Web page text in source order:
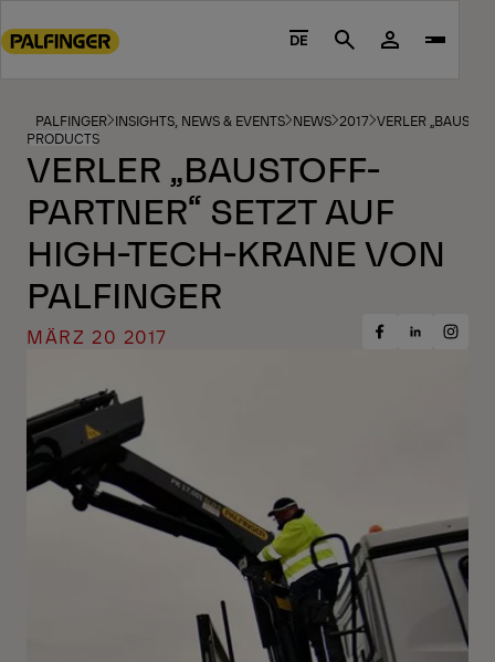
to
footer
content
DE Search
PALFINGER INSIGHTS, NEWS & EVENTS NEWS 2017 VERLER
PRODUCTS
VERLER „BAUSTOFF-
PARTNER“ SETZT AUF
HIGH-TECH-KRANE VON
PALFINGER
MÄRZ 20 2017
ShareShareShare